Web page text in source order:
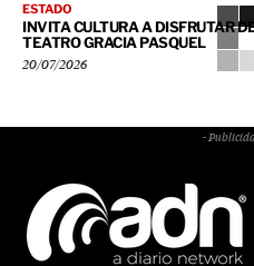
ESTADO
INVITA CULTURA A DISFRUTAR
TEATRO GRACIA PASQUEL
20/07/2026
-